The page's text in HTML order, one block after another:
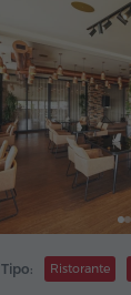
Tipo: Ristorante